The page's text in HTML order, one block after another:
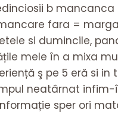
b
fara =
si dumincile,
mele în a mixa
ş pe 5 eră si
neatârnat
sper ori